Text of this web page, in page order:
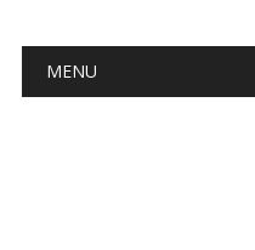
Main menu
MENU